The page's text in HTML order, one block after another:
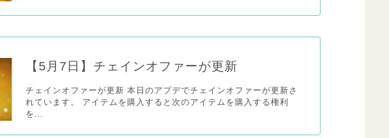
【5月7日】チェインオファーが更新
チェインオファーが更新 本日のアプデでチェインオファーが更新さ
れています。 アイテムを購入すると次のアイテムを購入する権利
を...